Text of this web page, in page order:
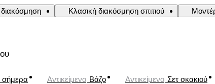
Κλασική διακόσμηση σπιτιού
σήμερα Αντικείμενο Βάζο Αντικείμενο Σετ σκακιού